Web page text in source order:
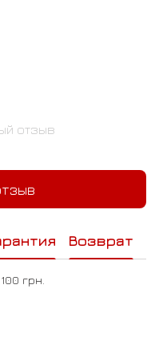
отзыв
Возврат
грн.